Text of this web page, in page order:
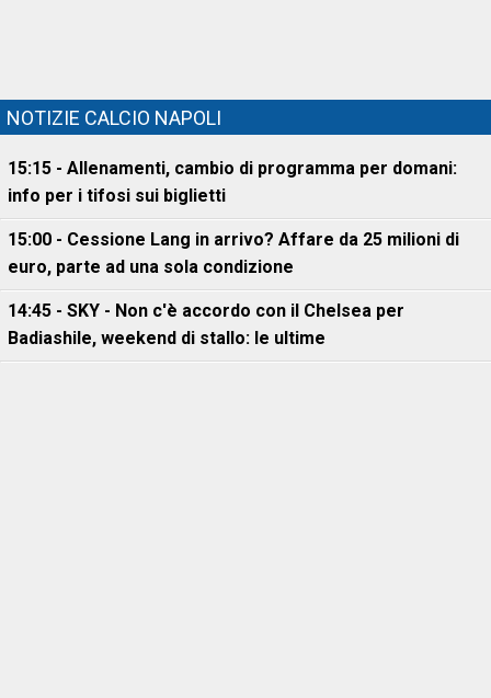
NOTIZIE CALCIO NAPOLI
15:15 - Allenamenti, cambio di programma per domani:
info per i tifosi sui biglietti
15:00 - Cessione Lang in arrivo? Affare da 25 milioni di
euro, parte ad una sola condizione
14:45 - SKY - Non c'è accordo con il Chelsea per
Badiashile, weekend di stallo: le ultime